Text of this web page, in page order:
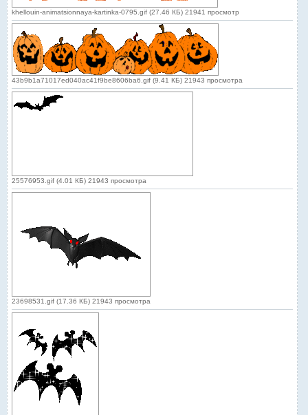
khellouin-animatsionnaya-kartinka-0795.gif (27.46 КБ) 21941 просмотр
43b9b1a71017ed040ac41f9be8606ba6.gif (9.41 КБ) 21943 просмотра
25576953.gif (4.01 КБ) 21943 просмотра
23698531.gif (17.36 КБ) 21943 просмотра